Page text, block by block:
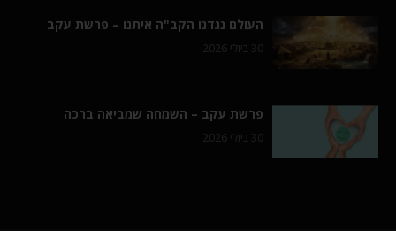
העולם נגדנו הקב"ה איתנו – פרשת עקב
30 ביולי 2026
פרשת עקב – השמחה שמביאה ברכה
30 ביולי 2026